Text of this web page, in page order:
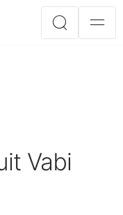
Vabi